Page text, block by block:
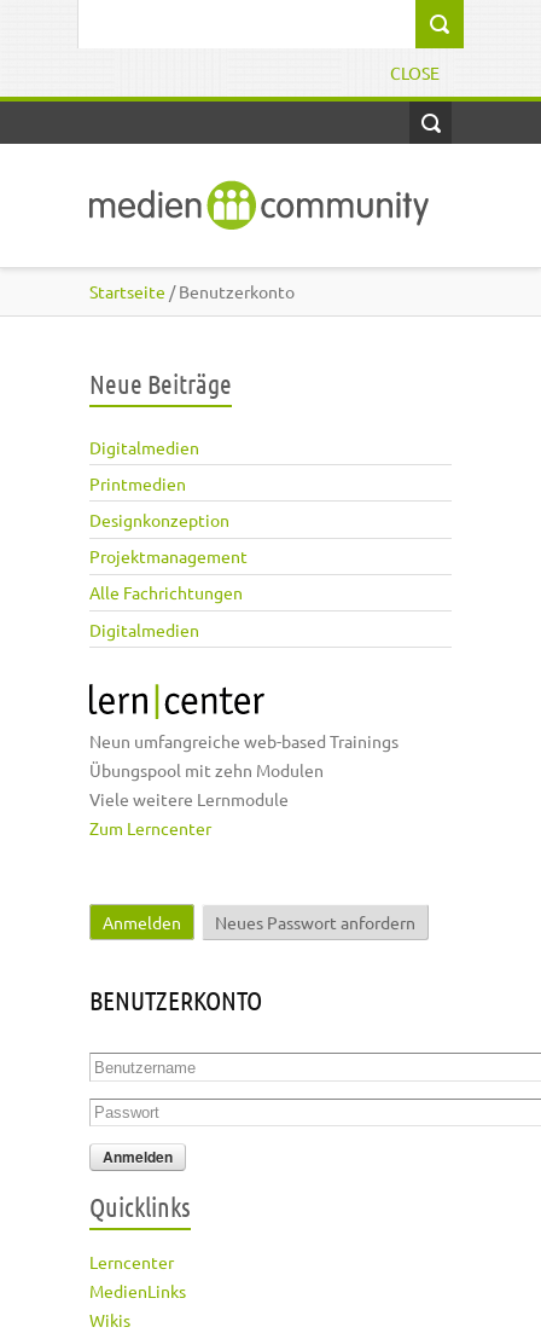
CLOSE
Startseite / Benutzerkonto
Neue Beiträge
Digitalmedien
Printmedien
Designkonzeption
Projektmanagement
Alle Fachrichtungen
Digitalmedien
Neun umfangreiche web-based Trainings
Übungspool mit zehn Modulen
Viele weitere Lernmodule
Zum Lerncenter
Haupt-Reiter
Anmelden (aktiver Reiter)
Neues Passwort anfordern
BENUTZERKONTO
Benutzername
Passwort
Quicklinks
Lerncenter
MedienLinks
Wikis